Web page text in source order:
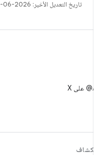
تاريخ التعديل الأخير: 2026-06-01 (حسب التوقيت العالمي المتفَّق عليه)
استكشاف